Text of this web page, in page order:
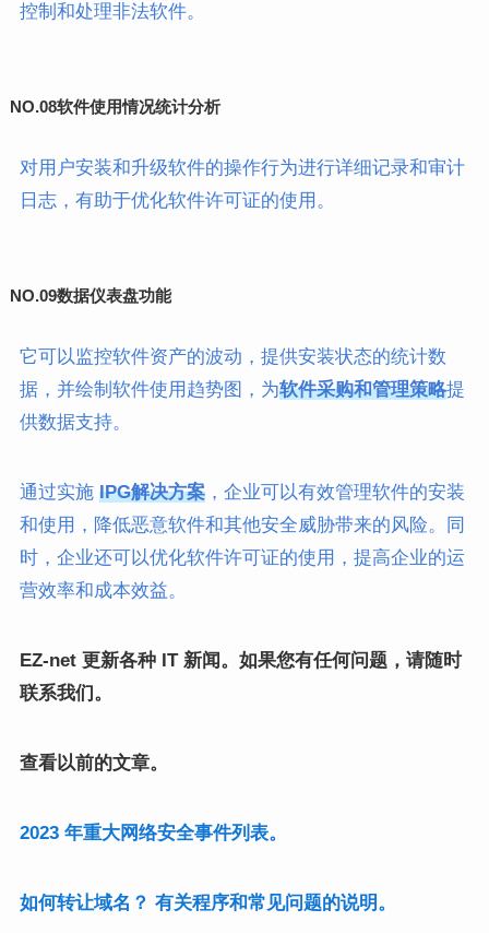
控制和处理非法软件。
NO.08软件使用情况统计分析
对用户安装和升级软件的操作行为进行详细记录和审计
日志，有助于优化软件许可证的使用。
NO.09数据仪表盘功能
它可以监控软件资产的波动，提供安装状态的统计数
据，并绘制软件使用趋势图，为软件采购和管理策略提
供数据支持。
通过实施 IPG解决方案，企业可以有效管理软件的安装
和使用，降低恶意软件和其他安全威胁带来的风险。同
时，企业还可以优化软件许可证的使用，提高企业的运
营效率和成本效益。
EZ-net 更新各种 IT 新闻。如果您有任何问题，请随时
联系我们。
查看以前的文章。
2023 年重大网络安全事件列表。
如何转让域名？ 有关程序和常见问题的说明。